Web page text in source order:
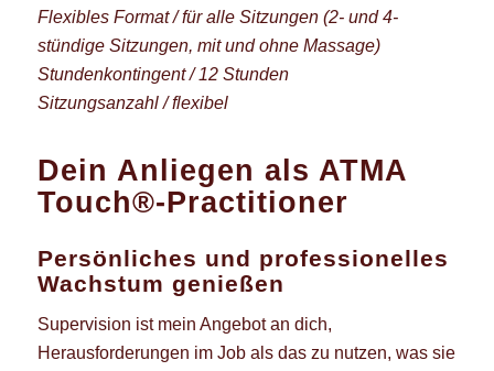
Flexibles Format / für alle Sitzungen (2- und 4-
stündige Sitzungen, mit und ohne Massage)
Stundenkontingent / 12 Stunden
Sitzungsanzahl / flexibel
Dein Anliegen als ATMA
Touch®-Practitioner
Persönliches und professionelles
Wachstum genießen
Supervision ist mein Angebot an dich,
Herausforderungen im Job als das zu nutzen, was sie